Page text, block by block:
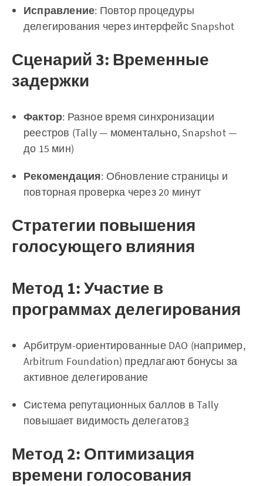
Исправление: Повтор процедуры
делегирования через интерфейс Snapshot
Сценарий 3: Временные
задержки
Фактор: Разное время синхронизации
реестров (Tally — моментально, Snapshot —
до 15 мин)
Рекомендация: Обновление страницы и
повторная проверка через 20 минут
Стратегии повышения
голосующего влияния
Метод 1: Участие в
программах делегирования
Арбитрум-ориентированные DAO (например,
Arbitrum Foundation) предлагают бонусы за
активное делегирование
Система репутационных баллов в Tally
повышает видимость делегатов3
Метод 2: Оптимизация
времени голосования